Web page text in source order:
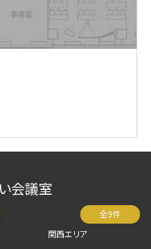
会議室
関西エリア
全9件